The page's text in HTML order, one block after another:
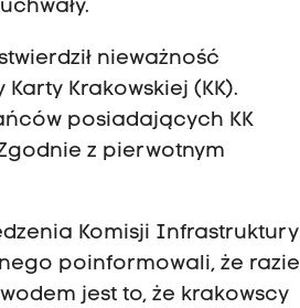
nieważność
Krakowskiej (KK).
posiadających KK
z pierwotnym
Komisji Infrastruktury
poinformowali, że razie
jest to, że krakowscy